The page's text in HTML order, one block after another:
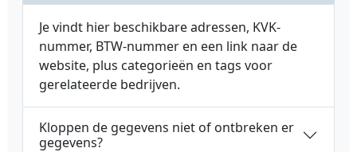
Je vindt hier beschikbare adressen, KVK-
nummer, BTW-nummer en een link naar de
website, plus categorieën en tags voor
gerelateerde bedrijven.
Kloppen de gegevens niet of ontbreken er
gegevens?